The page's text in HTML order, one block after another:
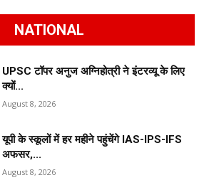
NATIONAL
UPSC टॉपर अनुज अग्निहोत्री ने इंटरव्यू के लिए
क्यों...
August 8, 2026
यूपी के स्कूलों में हर महीने पहुंचेंगे IAS-IPS-IFS
अफसर,...
August 8, 2026